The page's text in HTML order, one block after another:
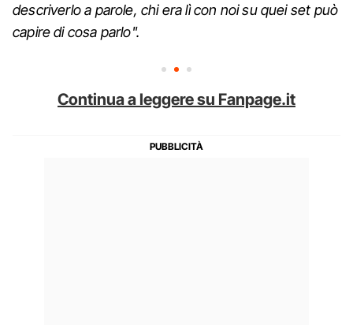
descriverlo a parole, chi era lì con noi su quei set può
capire di cosa parlo".
Continua a leggere su Fanpage.it